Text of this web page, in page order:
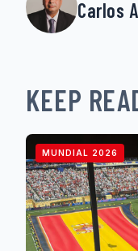
Carlos
KEEP
MUNDIAL 2026